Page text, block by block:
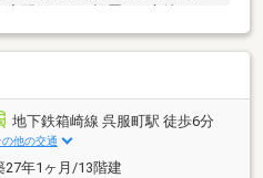
地下鉄箱崎線 呉服町駅 徒歩6分
の他の交通
27年1ヶ月/13階建